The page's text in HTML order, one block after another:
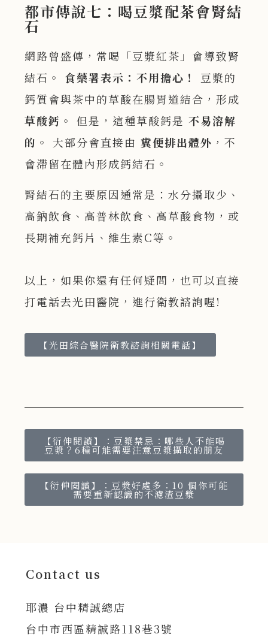
都市傳說七：喝豆漿配茶會腎結
石
網路曾盛傳，常喝「豆漿紅茶」會導致腎
結石。食藥署表示：不用擔心！
豆漿的
鈣質會與茶中的草酸在腸胃道結合，形成
草酸鈣 。 但是，這種草酸鈣是不易溶解
的 。 大部分會直接由糞便排出體外 ，不
會滯留在體內形成鈣結石。
腎結石的主要原因通常是：水分攝取少、
高鈉飲食、高普林飲食、高草酸食物，或
長期補充鈣片、維生素C等。
以上，如果你還有任何疑問，也可以直接
打電話去光田醫院，進行衛教諮詢喔!
【光田綜合醫院衛教諮詢相關電話】
【衍伸閱讀】：豆漿禁忌：哪些人不能喝
豆漿？6種可能需要注意豆漿攝取的朋友
【衍伸閱讀】：豆漿好處多：10 個你可能
需要重新認識的不濾渣豆漿
Contact us
耶濃 台中精誠總店
台中市西區精誠路118巷3號